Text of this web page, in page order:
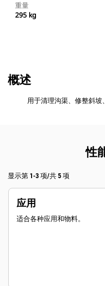
重量
295 kg
概述
用于清理沟渠、修整斜坡
性
显示第 1-3 项/共 5 项
应用
适合各种应用和物料。